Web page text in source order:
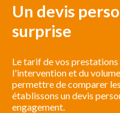
Un devis
surprise
Le tarif de vos
l'intervention et du
permettre de comparer
établissons un devis
engagement.